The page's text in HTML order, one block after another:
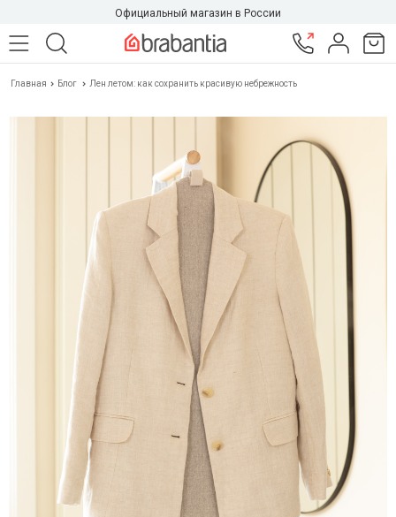
Официальный магазин в России
Главная Блог Лен летом: как сохранить красивую небрежность